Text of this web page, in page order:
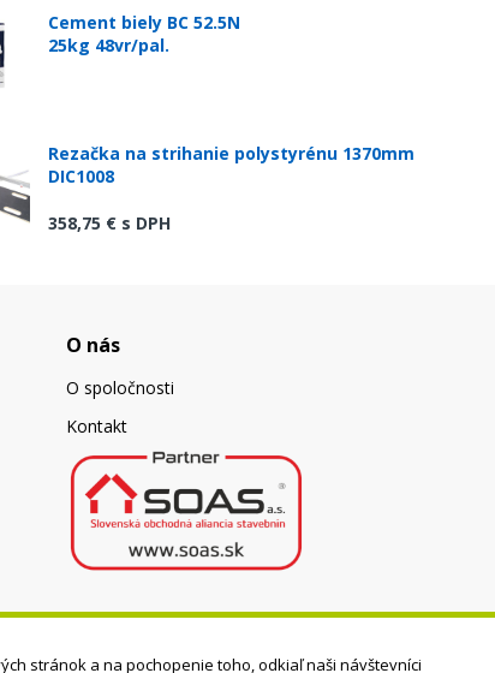
Cement biely BC 52.5N
25kg 48vr/pal.
Rezačka na strihanie polystyrénu 1370mm
DIC1008
358,75 € s DPH
O nás
O spoločnosti
Kontakt
stránok a na pochopenie toho, odkiaľ naši návštevníci